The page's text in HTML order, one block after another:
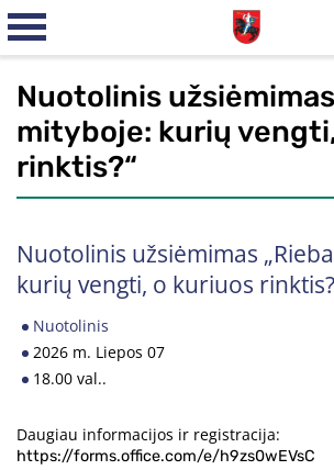
Nuotolinis
mityboje: kurių
rinktis?“
Nuotolinis užsiėmimas
kurių vengti, o kuriuos
Nuotolinis
2026 m. Liepos 07
18.00 val..
Daugiau informacijos ir registracija:
https://forms.office.com/e/h9zs0wEVsC